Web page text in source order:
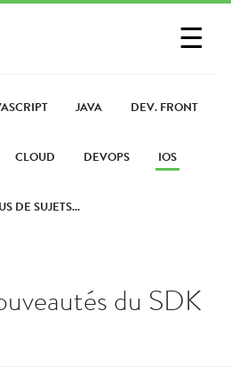
☰
UN LIENJAVA DEV. FRONT
CLOUD DEVOPS IOS
DE SUJETS...
du SDK